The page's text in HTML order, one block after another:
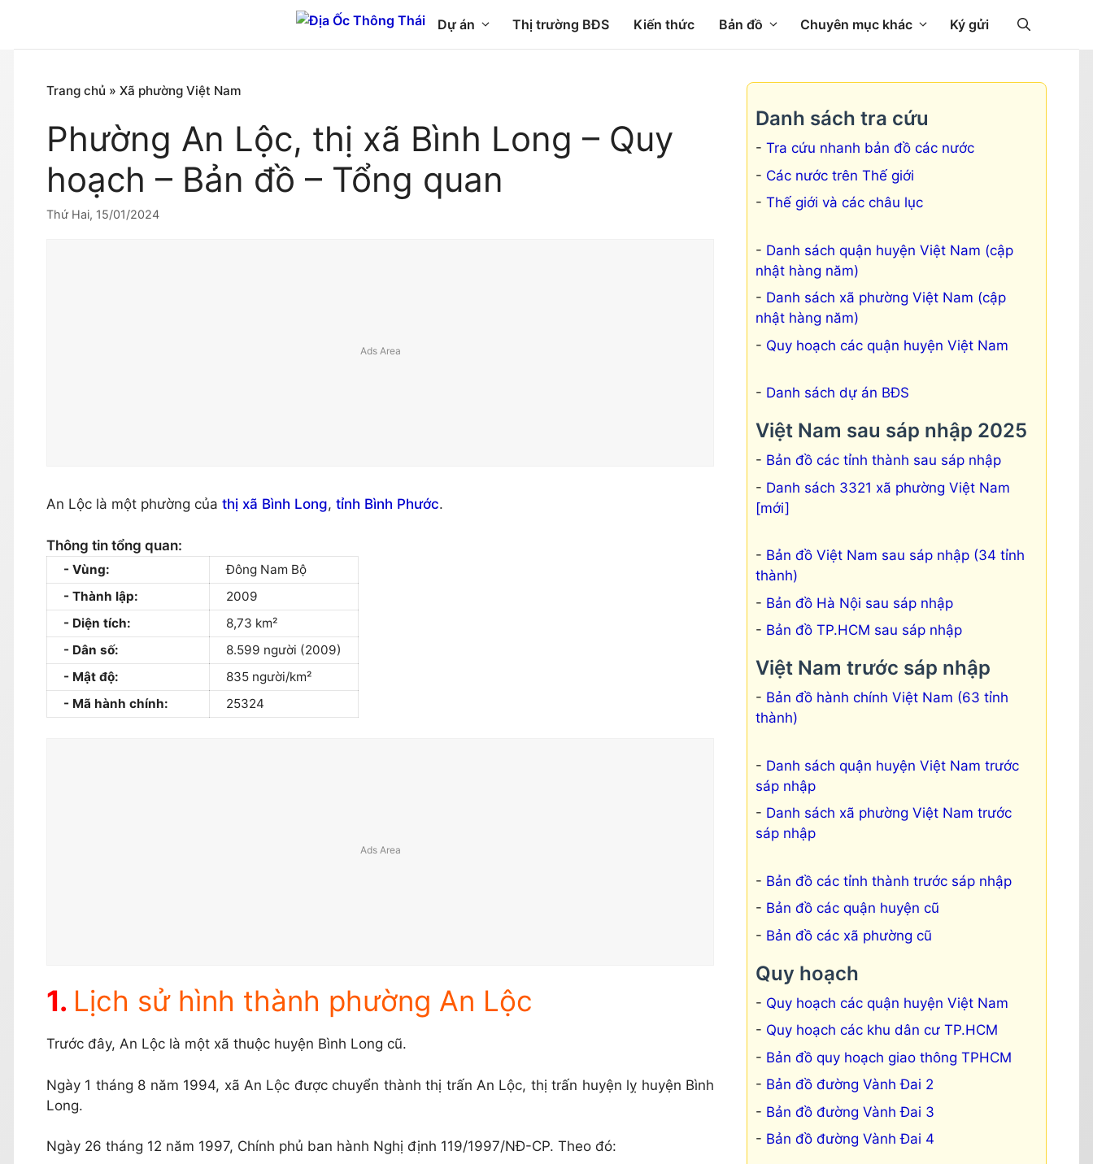
nội
Dự án Thị trường BĐS Kiến thức Bản đồ Chuyên mục khác Ký gửi
Trang chủ » Xã phường Việt Nam
Phường An Lộc, thị xã Bình Long – Quy
hoạch – Bản đồ – Tổng quan
Thứ Hai, 15/01/2024
An Lộc là một phường của thị xã Bình Long, tỉnh Bình Phước.
Thông tin tổng quan:
Vùng:
Đông Nam Bộ
Thành lập:
2009
Diện tích:
8,73 km²
Dân số:
8.599 người (2009)
Mật độ:
835 người/km²
Mã hành chính:
25324
Lịch sử hình thành phường An Lộc
Trước đây, An Lộc là một xã thuộc huyện Bình Long cũ.
Ngày 1 tháng 8 năm 1994, xã An Lộc được chuyển thành thị trấn An Lộc, thị trấn huyện lỵ huyện Bình
Long.
Ngày 26 tháng 12 năm 1997, Chính phủ ban hành Nghị định 119/1997/NĐ-CP. Theo đó:
Danh sách tra cứu
Tra cứu nhanh bản đồ các nước
Các nước trên Thế giới
Thế giới và các châu lục
Danh sách quận huyện Việt Nam (cập
nhật hàng năm)
Danh sách xã phường Việt Nam (cập
nhật hàng năm)
Quy hoạch các quận huyện Việt Nam
Danh sách dự án BĐS
Việt Nam sau sáp nhập 2025
Bản đồ các tỉnh thành sau sáp nhập
Danh sách 3321 xã phường Việt Nam
[mới]
Bản đồ Việt Nam sau sáp nhập (34 tỉnh
thành)
Bản đồ Hà Nội sau sáp nhập
Bản đồ TP.HCM sau sáp nhập
Việt Nam trước sáp nhập
Bản đồ hành chính Việt Nam (63 tỉnh
thành)
Danh sách quận huyện Việt Nam trước
sáp nhập
Danh sách xã phường Việt Nam trước
sáp nhập
Bản đồ các tỉnh thành trước sáp nhập
Bản đồ các quận huyện cũ
Bản đồ các xã phường cũ
Quy hoạch
Quy hoạch các quận huyện Việt Nam
Quy hoạch các khu dân cư TP.HCM
Bản đồ quy hoạch giao thông TPHCM
Bản đồ đường Vành Đai 2
Bản đồ đường Vành Đai 3
Bản đồ đường Vành Đai 4